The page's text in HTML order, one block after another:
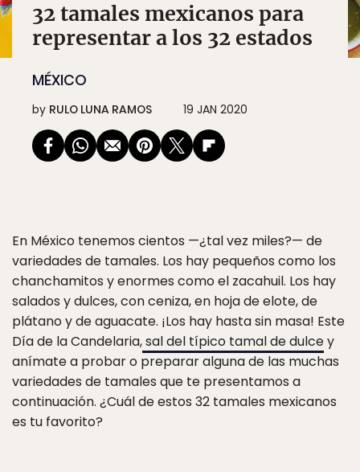
32 tamales mexicanos para
representar a los 32 estados
MÉXICO
by RULO LUNA RAMOS 19 JAN 2020
En México tenemos cientos —¿tal vez miles?— de
variedades de tamales. Los hay pequeños como los
chanchamitos y enormes como el zacahuil. Los hay
salados y dulces, con ceniza, en hoja de elote, de
plátano y de aguacate. ¡Los hay hasta sin masa! Este
Día de la Candelaria,sal del típico tamal de dulcey
anímate a probar o preparar alguna de las muchas
variedades de tamales que te presentamos a
continuación. ¿Cuál de estos 32 tamales mexicanos
es tu favorito?